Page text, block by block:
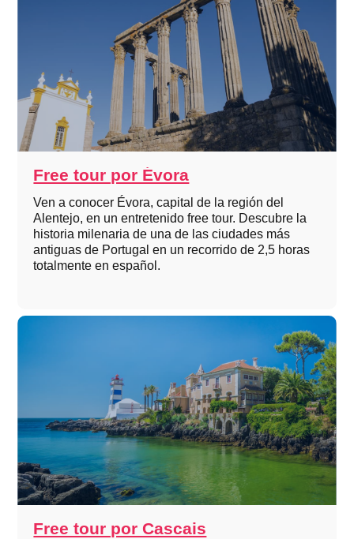
Free tour por Évora
Ven a conocer Évora, capital de la región del
Alentejo, en un entretenido free tour. Descubre la
historia milenaria de una de las ciudades más
antiguas de Portugal en un recorrido de 2,5 horas
totalmente en español.
Free tour por Cascais